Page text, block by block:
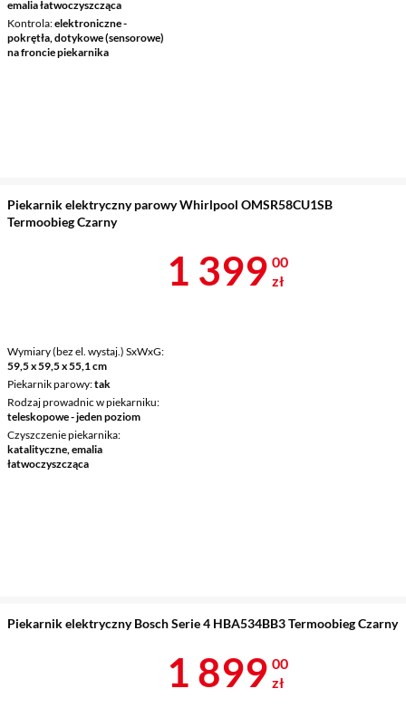
emalia łatwoczyszcząca
Kontrola elektroniczne -
pokrętła, dotykowe (sensorowe)
na froncie piekarnika
Piekarnik elektryczny parowy Whirlpool OMSR58CU1SB
Termoobieg Czarny
Wymiary (bez el. wystaj.) SxWxG
59,5 x 59,5 x 55,1 cm
Piekarnik parowy tak
Rodzaj prowadnic w piekarniku
teleskopowe - jeden poziom
Czyszczenie piekarnika
katalityczne, emalia
łatwoczyszcząca
Cena 1 399 zł
1 399 00
zł
Piekarnik elektryczny Bosch Serie 4 HBA534BB3 Termoobieg Czarny
Cena 1 899 zł
1 899 00
zł